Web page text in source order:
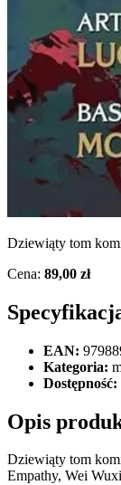
Dziewiąty tom
Cena: 89,00 zł
EAN:
Kategoria:
Dostępność:
Opis
Dziewiąty tom
Empathy, Wei